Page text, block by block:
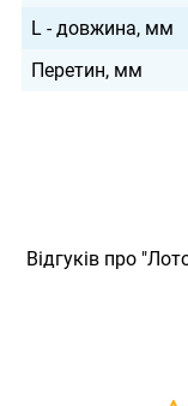
L - довжина, мм
Перетин, мм
Відгуків про